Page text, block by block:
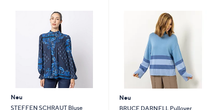
Neu
STEFFEN SCHRAUT Bluse
Neu
BRUCE DARNELL Pullover,